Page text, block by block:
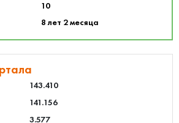
10
8 лет 2 месяца
143.410
141.156
3.577